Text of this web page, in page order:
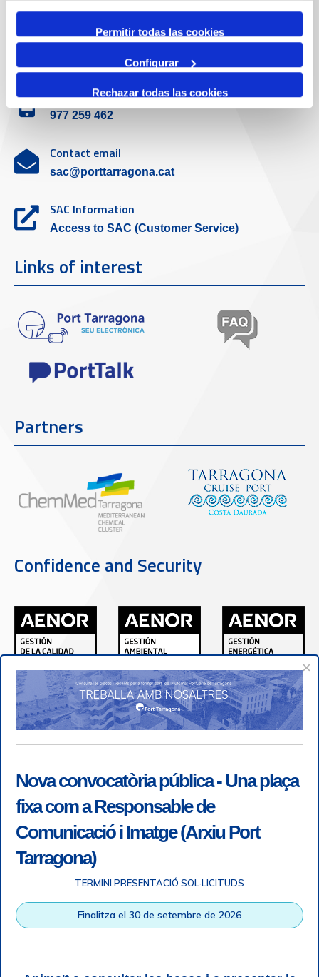
Permitir todas las cookies
Configurar
Rechazar todas las cookies
(+34) 900 229 900
Customer service
Contact phone
977 259 462
Contact email
sac@porttarragona.cat
SAC Information
Access to SAC (Customer Service)
Links of interest
Partners
Confidence and Security
Accessibility Legal note | + info RGPD |Information of
×
Nova convocatòria pública - Una plaça
fixa com a Responsable de
Comunicació i Imatge (Arxiu Port
Tarragona)
TERMINI PRESENTACIÓ SOL·LICITUDS
Finalitza el 30 de setembre de 2026